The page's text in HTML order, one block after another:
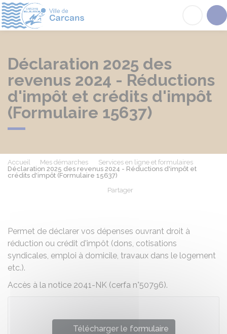
Déclaration 2025 des
revenus 2024 - Réductions
d'impôt et crédits d'impôt
(Formulaire 15637)
Accueil Mes démarches
Services en ligne et formulaires
Déclaration 2025 des revenus 2024 - Réductions d'impôt et
crédits d'impôt (Formulaire 15637)
Partager
Permet de déclarer vos dépenses ouvrant droit à
réduction ou crédit d'impôt (dons, cotisations
syndicales, emploi à domicile, travaux dans le logement
etc.).
Accès à la notice 2041-NK (cerfa n°50796).
Télécharger le formulaire